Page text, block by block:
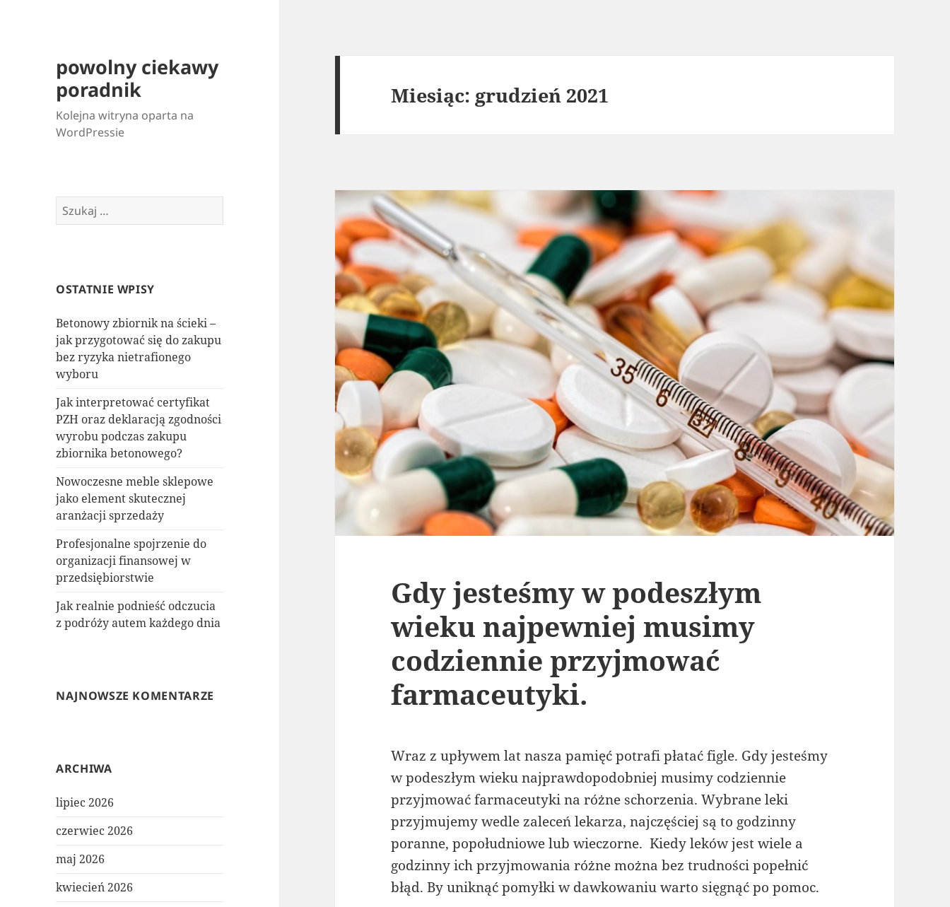
powolny ciekawy
poradnik
Kolejna witryna oparta na
WordPressie
Szukaj:
OSTATNIE WPISY
Betonowy zbiornik na ścieki –
jak przygotować się do zakupu
bez ryzyka nietrafionego
wyboru
Jak interpretować certyfikat
PZH oraz deklaracją zgodności
wyrobu podczas zakupu
zbiornika betonowego?
Nowoczesne meble sklepowe
jako element skutecznej
aranżacji sprzedaży
Profesjonalne spojrzenie do
organizacji finansowej w
przedsiębiorstwie
Jak realnie podnieść odczucia
z podróży autem każdego dnia
NAJNOWSZE KOMENTARZE
ARCHIWA
lipiec 2026
czerwiec 2026
maj 2026
kwiecień 2026
Miesiąc: grudzień 2021
Gdy jesteśmy w podeszłym
wieku najpewniej musimy
codziennie przyjmować
farmaceutyki.
Wraz z upływem lat nasza pamięć potrafi płatać figle. Gdy jesteśmy
w podeszłym wieku najprawdopodobniej musimy codziennie
przyjmować farmaceutyki na różne schorzenia. Wybrane leki
przyjmujemy wedle zaleceń lekarza, najczęściej są to godzinny
poranne, popołudniowe lub wieczorne. Kiedy leków jest wiele a
godzinny ich przyjmowania różne można bez trudności popełnić
błąd. By uniknąć pomyłki w dawkowaniu warto sięgnąć po pomoc.